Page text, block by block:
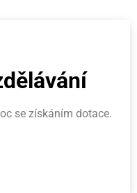
se získáním dotace.